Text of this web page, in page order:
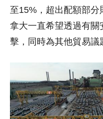
至15%，超出配額部
拿大一直希望透過有
擊，同時為其他貿易議